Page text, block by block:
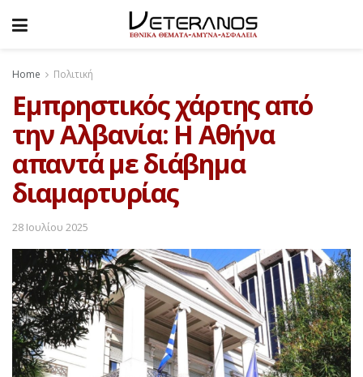
Home Πολιτική
Εμπρηστικός χάρτης από
την Αλβανία: Η Αθήνα
απαντά με διάβημα
διαμαρτυρίας
28 Ιουλίου 2025